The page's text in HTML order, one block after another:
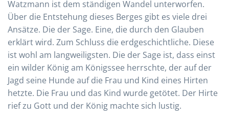
Watzmann ist dem ständigen Wandel unterworfen.
Über die Entstehung dieses Berges gibt es viele drei
Ansätze. Die der Sage. Eine, die durch den Glauben
erklärt wird. Zum Schluss die erdgeschichtliche. Diese
ist wohl am langweiligsten. Die der Sage ist, dass einst
ein wilder König am Königssee herrschte, der auf der
Jagd seine Hunde auf die Frau und Kind eines Hirten
hetzte. Die Frau und das Kind wurde getötet. Der Hirte
rief zu Gott und der König machte sich lustig.